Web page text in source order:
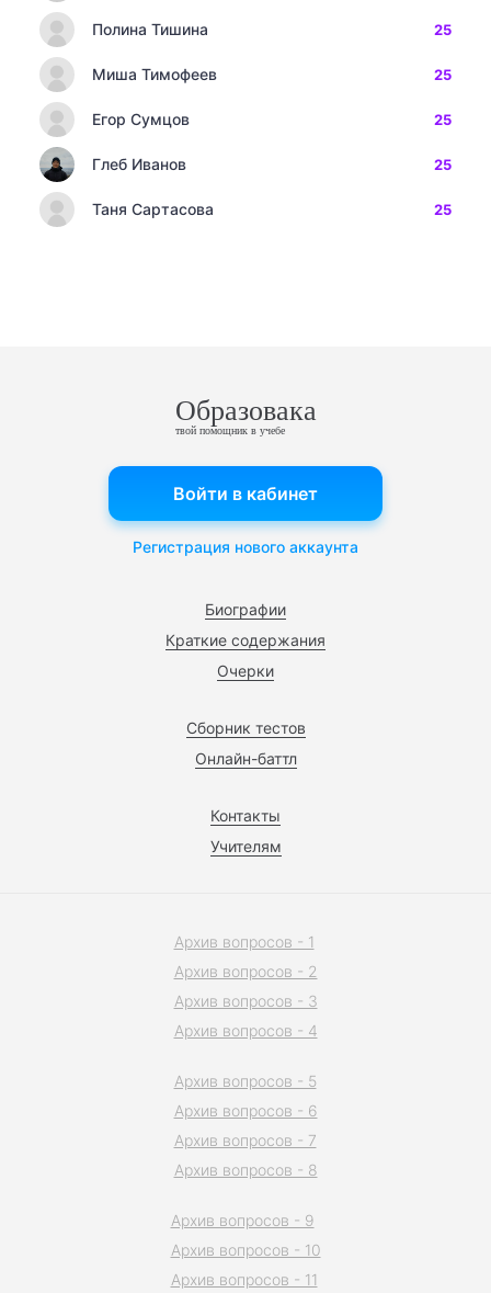
Полина Тишина 25
Миша Тимофеев 25
Егор Сумцов 25
Глеб Иванов 25
Таня Сартасова 25
Образовака
твой помощник в учебе
Биографии
Краткие содержания
Очерки
Сборник тестов
Онлайн-баттл
Контакты
Учителям
Войти в кабинет
Регистрация нового аккаунта
Архив вопросов - 1
Архив вопросов - 2
Архив вопросов - 3
Архив вопросов - 4
Архив вопросов - 5
Архив вопросов - 6
Архив вопросов - 7
Архив вопросов - 8
Архив вопросов - 9
Архив вопросов - 10
Архив вопросов - 11